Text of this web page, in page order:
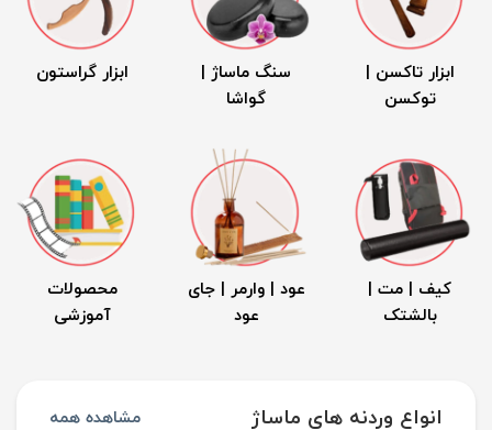
ابزار تاکسن |
توکسن
سنگ ماساژ |
گواشا
ابزار گراستون
کیف | مت |
بالشتک
عود | وارمر | جای
عود
محصولات
آموزشی
انواع وردنه های ماساژ مشاهده همه